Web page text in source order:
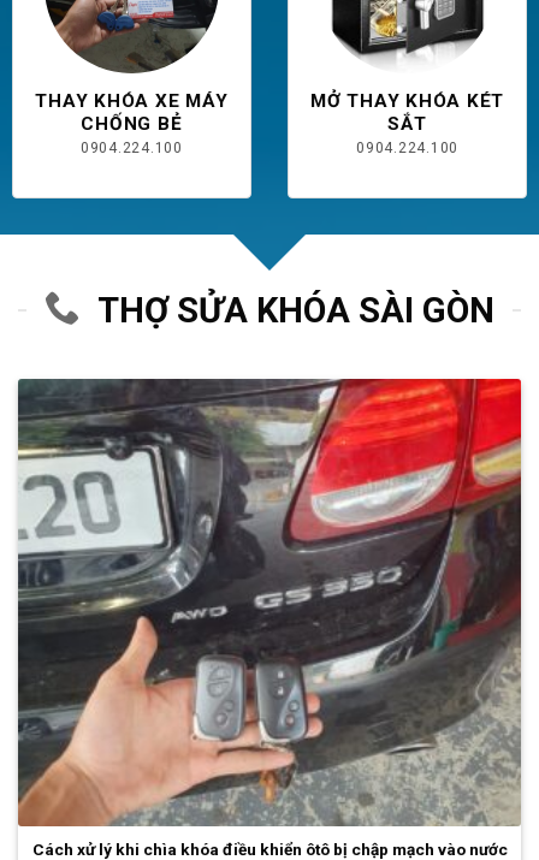
THAY KHÓA XE MÁY
CHỐNG BẺ
0904.224.100
MỞ THAY KHÓA KÉT
SẮT
0904.224.100
THỢ SỬA KHÓA SÀI GÒN
Cách xử lý khi chìa khóa điều khiển ôtô bị chập mạch vào nước